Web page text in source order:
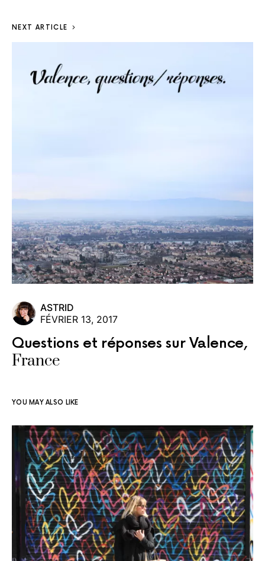
NEXT ARTICLE
ASTRID
FÉVRIER 13, 2017
Questions et réponses sur Valence,
France
YOU MAY ALSO LIKE